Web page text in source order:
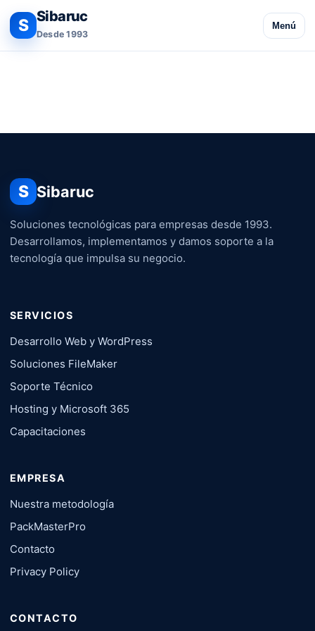
S Sibaruc
Desde 1993
Menú
S Sibaruc
Soluciones tecnológicas para empresas desde 1993.
Desarrollamos, implementamos y damos soporte a la
tecnología que impulsa su negocio.
SERVICIOS
Desarrollo Web y WordPress
Soluciones FileMaker
Soporte Técnico
Hosting y Microsoft 365
Capacitaciones
EMPRESA
Nuestra metodología
PackMasterPro
Contacto
Privacy Policy
CONTACTO